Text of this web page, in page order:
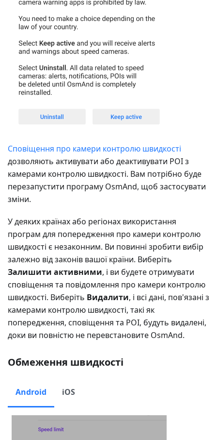
Сповіщення про камери контролю швидкості
дозволяють активувати або деактивувати POI з
камерами контролю швидкості. Вам потрібно буде
перезапустити програму OsmAnd, щоб застосувати
зміни.
У деяких країнах або регіонах використання
програм для попередження про камери контролю
швидкості є незаконним. Ви повинні зробити вибір
залежно від законів вашої країни. Виберіть
Залишити активними, і ви будете отримувати
сповіщення та повідомлення про камери контролю
швидкості. Виберіть Видалити, і всі дані, пов'язані з
камерами контролю швидкості, такі як
попередження, сповіщення та POI, будуть видалені,
доки ви повністю не перевстановите OsmAnd.
Обмеження швидкості
Android iOS